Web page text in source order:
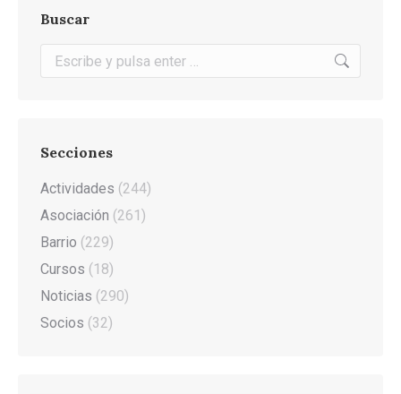
Buscar
Buscar:
Secciones
Actividades (244)
Asociación (261)
Barrio (229)
Cursos (18)
Noticias (290)
Socios (32)